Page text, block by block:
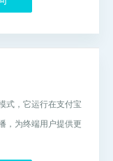
式，它运行在支付宝
，为终端用户提供更